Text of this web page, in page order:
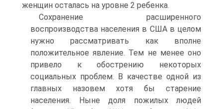
женщин осталась на уровне 2 ребенка.
Сохранение расширенного
воспроизводства населения в США в целом
нужно рассматривать как вполне
положительное явление. Тем не менее оно
привело к обострению некоторых
социальных проблем. В качестве одной из
главных назовем хотя бы старение
населения. Ныне доля пожилых людей